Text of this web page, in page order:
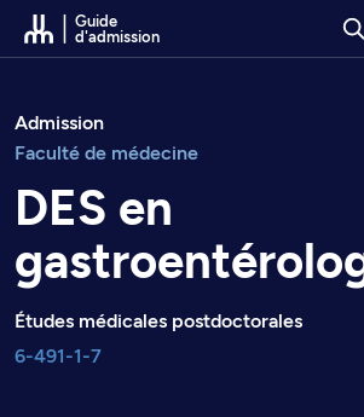
Passer au contenu
Guide
d'admission
Admission
Faculté de médecine
DES en
Études médicales postdoctorales
6-491-1-7